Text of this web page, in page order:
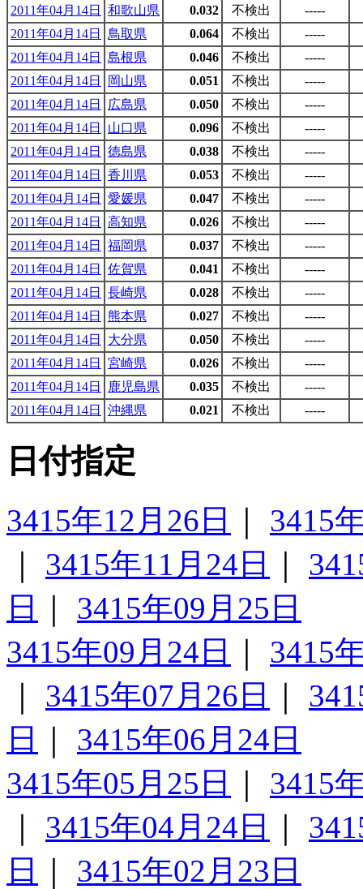
2011年04月14日
和歌山県 0.032 不検出
-----
2011年04月14日
鳥取県 0.064 不検出
-----
2011年04月14日
島根県 0.046 不検出
-----
2011年04月14日
岡山県 0.051 不検出
-----
2011年04月14日
広島県 0.050 不検出
-----
2011年04月14日
山口県 0.096 不検出
-----
2011年04月14日
徳島県 0.038 不検出
-----
2011年04月14日
香川県 0.053 不検出
-----
2011年04月14日
愛媛県 0.047 不検出
-----
2011年04月14日
高知県 0.026 不検出
-----
2011年04月14日
福岡県 0.037 不検出
-----
2011年04月14日
佐賀県 0.041 不検出
-----
2011年04月14日
長崎県 0.028 不検出
-----
2011年04月14日
熊本県 0.027 不検出
-----
2011年04月14日
大分県 0.050 不検出
-----
2011年04月14日
宮崎県 0.026 不検出
-----
2011年04月14日
鹿児島県 0.035 不検出
-----
2011年04月14日
沖縄県 0.021 不検出 -----
日付指定
3415年12月26日
3415
3415年11月24日
日
3415年09月25日
3415年09月24日
3415
3415年07月26日
日
3415年06月24日
3415年05月25日
3415
3415年04月24日
日
3415年02月23日